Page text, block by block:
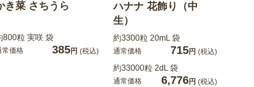
き菜 さちうら
800粒 実咲 袋
常価格 385円 (税込)
ハナナ 花飾り（中
生）
約3300粒 20mL 袋
通常価格 715円 (税込)
約33000粒 2dL 袋
通常価格 6,776円 (税込)